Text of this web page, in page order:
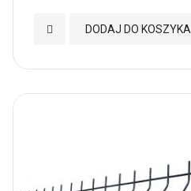
DODAJ DO KOSZYKA
Dodaj
Ulubionych